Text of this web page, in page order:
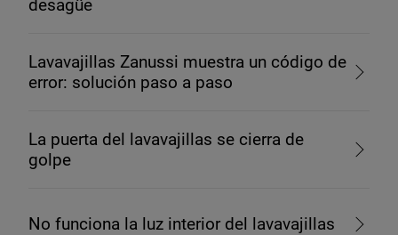
desagüe
Lavavajillas Zanussi muestra un código de
error: solución paso a paso
La puerta del lavavajillas se cierra de
golpe
No funciona la luz interior del lavavajillas